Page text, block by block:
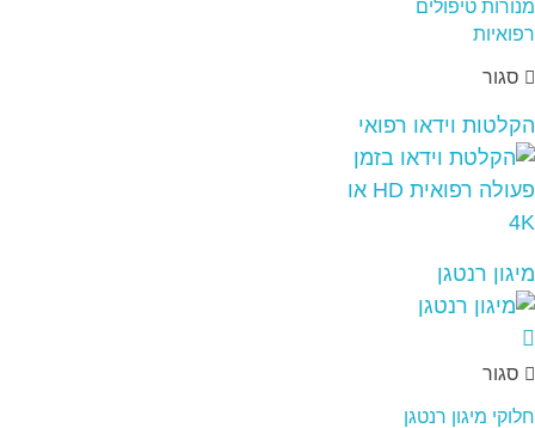
סגור
הקלטות וידאו רפואי
מיגון רנטגן
סגור
חלוקי מיגון רנטגן